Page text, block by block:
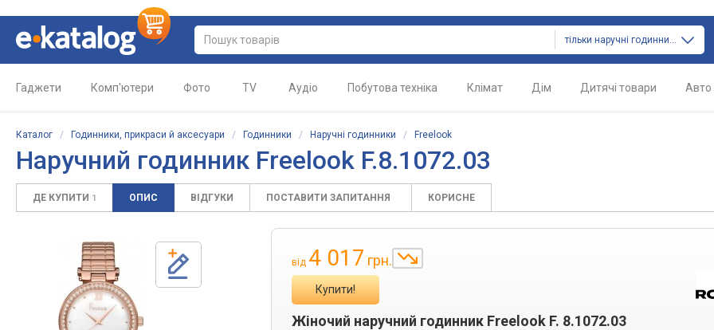
тільки наручні годинники
Гаджети Комп'ютери Фото TV Аудіо Побутова техніка Клімат Дім Дитячі товари Авто
Каталог / Годинники, прикраси й аксесуари / Годинники / Наручні годинники / Freelook
Наручний годинник Freelook F.8.1072.03
ДЕ КУПИТИ 1 ОПИС ВІДГУКИ ПОСТАВИТИ ЗАПИТАННЯ КОРИСНЕ
від 4 017 грн.
Купити!
Жіночий наручний годинник Freelook F. 8.1072.03